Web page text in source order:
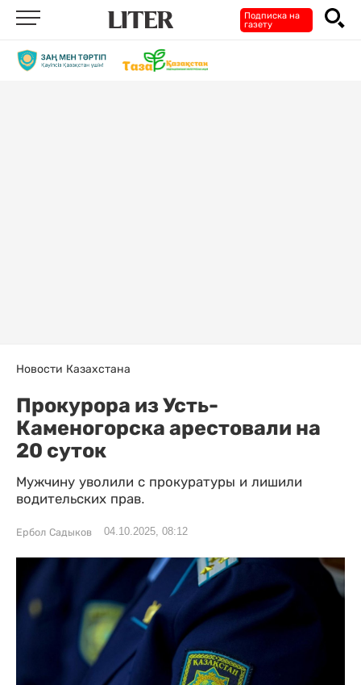
Подписка на
газету
Новости Казахстана
Прокурора из Усть-
Каменогорска арестовали на
20 суток
Мужчину уволили с прокуратуры и лишили
водительских прав.
Ербол Садыков 04.10.2025, 08:12